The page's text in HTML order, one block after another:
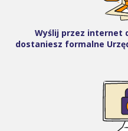
Wyślij przez internet
dostaniesz formalne